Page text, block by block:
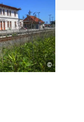
©